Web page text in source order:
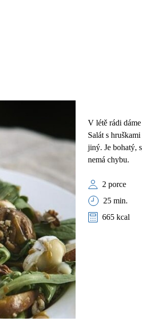
V létě rádi
Salát s
jiný. Je bohatý,
nemá chybu.
2 porce
25 min.
665 kcal